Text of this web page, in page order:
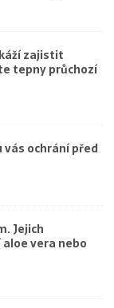
zajistit
tepny průchozí
ochrání před
Jejich
vera nebo